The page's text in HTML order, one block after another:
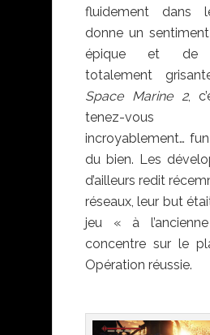
fluidement dans
donne un
épique et de
totalement
Space Marine 2,
tenez-
incroyablement…
du bien. Les
d’ailleurs redit
réseaux, leur but
jeu « à
concentre sur le
Opération réussie.